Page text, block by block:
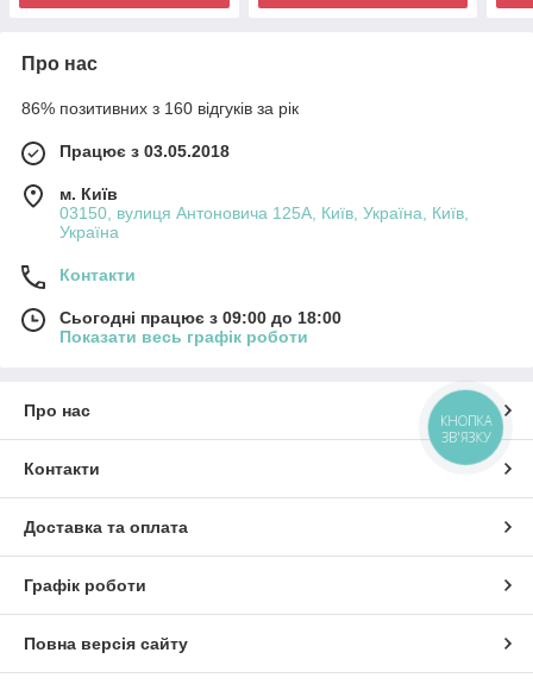
Про нас
86% позитивних з 160 відгуків за рік
Працює з 03.05.2018
м. Київ
03150, вулиця Антоновича 125А, Київ, Україна, Київ,
Україна
Контакти
Сьогодні працює з 09:00 до 18:00
Показати весь графік роботи
Про нас
Контакти
Доставка та оплата
Графік роботи
Повна версія сайту
КНОПКА
ЗВ'ЯЗКУ